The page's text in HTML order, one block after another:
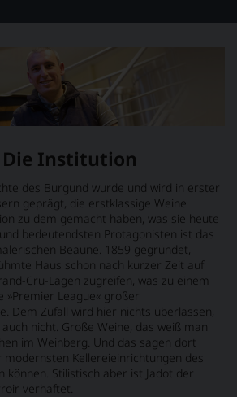
Die Institution
des Burgund wurde und wird in erster
geprägt, die erstklassige Weine
zu dem gemacht haben, was sie heute
bedeutendsten Protagonisten ist das
Beaune. 1859 gegründet,
Haus schon nach kurzer Zeit auf
Cru-Lagen zugreifen, was zu einem
»Premier League« großer
Dem Zufall wird hier nichts überlassen,
nicht. Große Weine, das weiß man
im Weinberg. Und das sagen dort
modernsten Kellereieinrichtungen des
können. Stilistisch aber ist Jadot der
verhaftet.